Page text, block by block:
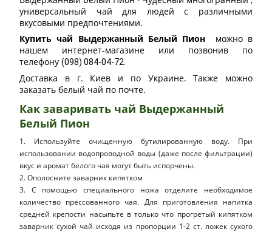
универсальный чай для людей с различными
вкусовыми предпочтениями.
Купить чай Выдержанный Белый Пион
можно в
нашем интернет-магазине или позвонив по
телефону (098) 084-04-72.
Доставка в г. Киев и по Украине. Также можно
заказать белый чай по почте.
Как заваривать чай Выдержанный
Белый Пион
1. Используйте очищенную бутилированную воду. При
использовании водопроводной воды (даже после фильтрации)
вкус и аромат белого чая могут быть испорчены.
2. Ополосните заварник кипятком
3. С помощью специального ножа отделите необходимое
количество прессованного чая. Для приготовления напитка
средней крепости насыпьте в только что прогретый кипятком
заварник сухой чай исходя из пропорции 1-2 ст. ложек сухого